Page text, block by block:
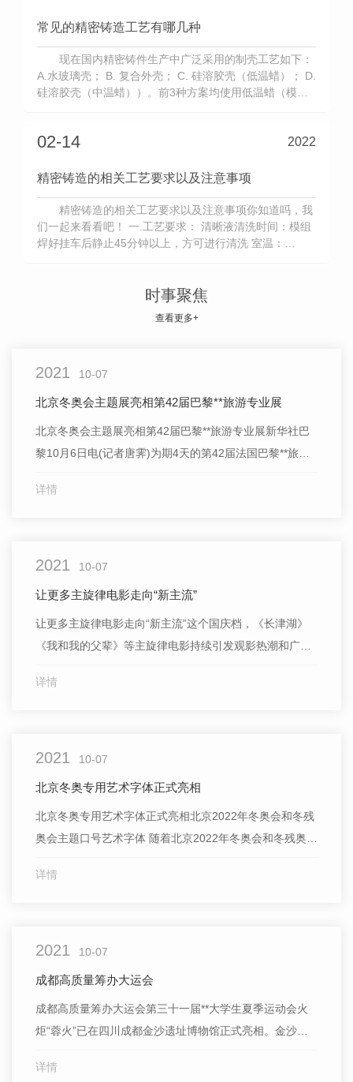
常见的精密铸造工艺有哪几种
现在国内精密铸件生产中广泛采用的制壳工艺如下：
A.水玻璃壳； B. 复合外壳； C. 硅溶胶壳（低温蜡）； D.
硅溶胶壳（中温蜡））。前3种方案均使用低温蜡（模
行业同仁半个世纪的不懈努力，水玻璃外壳技术的应用研
02-14 2022
精密铸造的相关工艺要求以及注意事项
精密铸造的相关工艺要求以及注意事项你知道吗，我
们一起来看看吧！ 一.工艺要求： 清晰液清洗时间：模组
焊好挂车后静止45分钟以上，方可进行清洗 室温：
时事聚焦
查看更多+
2021 10-07
北京冬奥会主题展亮相第42届巴黎**旅游专业展
北京冬奥会主题展亮相第42届巴黎**旅游专业展新华社巴
黎10月6日电(记者唐霁)为期4天的第42届法国巴黎**旅游
北京冬奥会为主题的中国展台受到法国旅游业者和民众的
详情
2021 10-07
让更多主旋律电影走向“新主流”
让更多主旋律电影走向“新主流”这个国庆档，《长津湖》
《我和我的父辈》等主旋律电影持续引发观影热潮和广大
元。近年来，众多主旋律影片以精深的主题表达、**的艺
讲述抗美...
详情
2021 10-07
北京冬奥专用艺术字体正式亮相
北京冬奥专用艺术字体正式亮相北京2022年冬奥会和冬残
奥会主题口号艺术字体 随着北京2022年冬奥会和冬残奥会
奥会主题口号艺术字体(冬奥专用艺术字体)6日正式亮相并
详情
2021 10-07
成都高质量筹办大运会
成都高质量筹办大运会第三十一届**大学生夏季运动会火
炬“蓉火”已在四川成都金沙遗址博物馆正式亮相。金沙遗
城市文化相互助力。展现成都历史文化底蕴本届大运会火
详情